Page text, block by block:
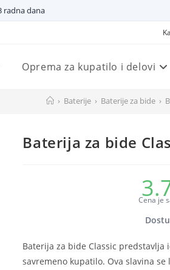
radna dana
Oprema za kupatilo i delovi
› Baterije › Baterije za bide ›
Baterija za bide
Cena je
Baterija za bide Classic predstavlja
savremeno kupatilo. Ova slavina se